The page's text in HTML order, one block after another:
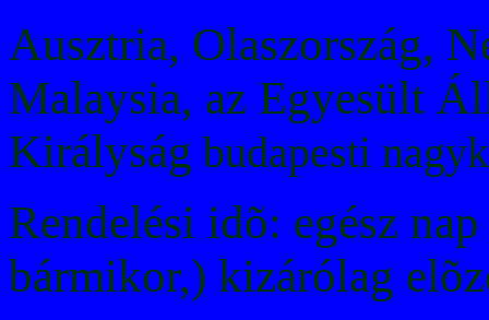
Ausztria, Olaszország,
Malaysia, az Egyesült
Királyság budapesti
Rendelési idõ: egész
bármikor,) kizárólag